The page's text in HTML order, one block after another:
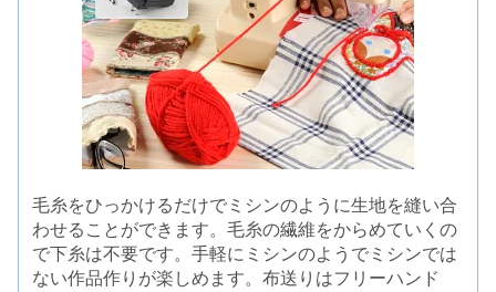
毛糸をひっかけるだけでミシンのように生地を縫い合
わせることができます。毛糸の繊維をからめていくの
で下糸は不要です。手軽にミシンのようでミシンでは
ない作品作りが楽しめます。布送りはフリーハンド